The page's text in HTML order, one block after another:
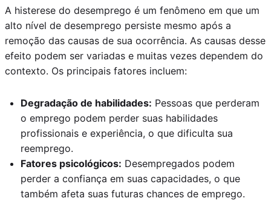
A histerese do desemprego é um fenômeno em que um
alto nível de desemprego persiste mesmo após a
remoção das causas de sua ocorrência. As causas desse
efeito podem ser variadas e muitas vezes dependem do
contexto. Os principais fatores incluem:
Degradação de habilidades: Pessoas que perderam
o emprego podem perder suas habilidades
profissionais e experiência, o que dificulta sua
reemprego.
Fatores psicológicos: Desempregados podem
perder a confiança em suas capacidades, o que
também afeta suas futuras chances de emprego.